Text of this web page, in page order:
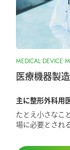
『
知らせ
2025.10.28
『ORION
得しました
2025.5.29
第98回日
しました
MEDICAL DEVICE
医療機器製
主に整形外科用
たとえ小さなこ
場に必要とされ